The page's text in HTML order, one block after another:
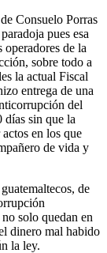
Consuelo Porras
pues esa
de la
sobre todo a
la actual Fiscal
entrega de una
del
días sin que la
en los que
de vida y
de
solo quedan en
dinero mal habido
la ley.